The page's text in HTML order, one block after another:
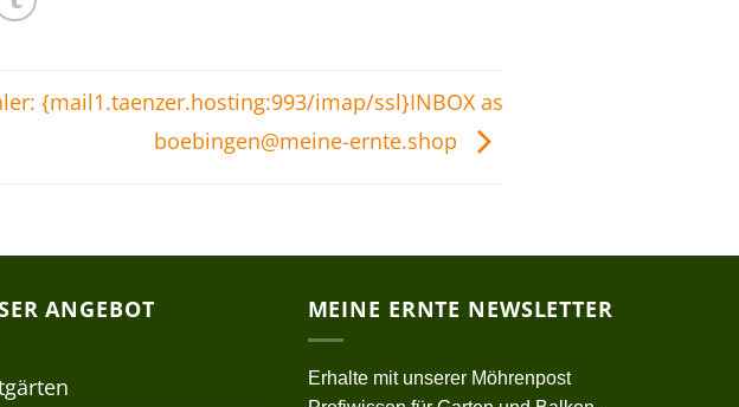
{mail1.taenzer.hosting:993/imap/ssl}INBOX as
boebingen@meine-ernte.shop
ANGEBOT MEINE ERNTE NEWSLETTER
Erhalte mit unserer Möhrenpost